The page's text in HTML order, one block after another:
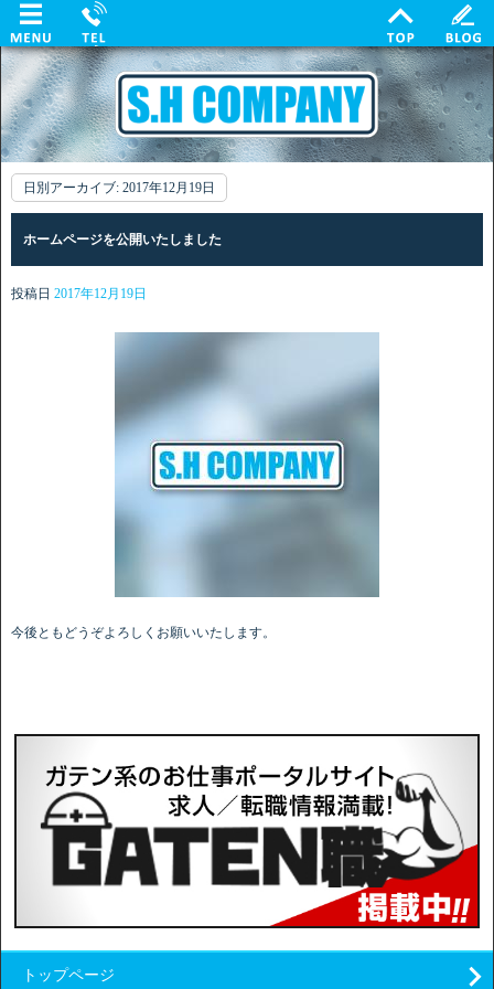
日別アーカイブ: 2017年12月19日
ホームページを公開いたしました
投稿日 2017年12月19日
今後ともどうぞよろしくお願いいたします。
トップページ